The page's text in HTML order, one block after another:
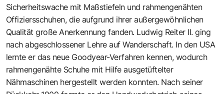
Sicherheitswache mit Maßstiefeln und rahmengenähten
Offiziersschuhen, die aufgrund ihrer außergewöhnlichen
Qualität große Anerkennung fanden. Ludwig Reiter II. ging
nach abgeschlossener Lehre auf Wanderschaft. In den USA
lernte er das neue Goodyear-Verfahren kennen, wodurch
rahmengenähte Schuhe mit Hilfe ausgetüftelter
Nähmaschinen hergestellt werden konnten. Nach seiner